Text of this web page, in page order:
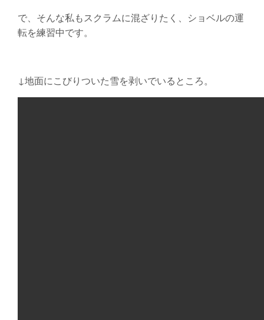
で、そんな私もスクラムに混ざりたく、ショベルの運
転を練習中です。
↓地面にこびりついた雪を剥いでいるところ。